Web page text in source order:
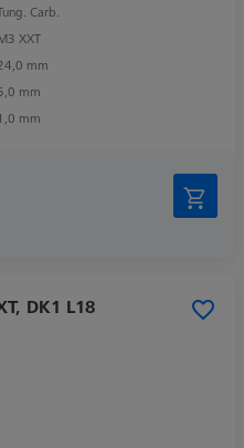
Carb.
XXT
mm
mm
1,0 mm
DK1 L18